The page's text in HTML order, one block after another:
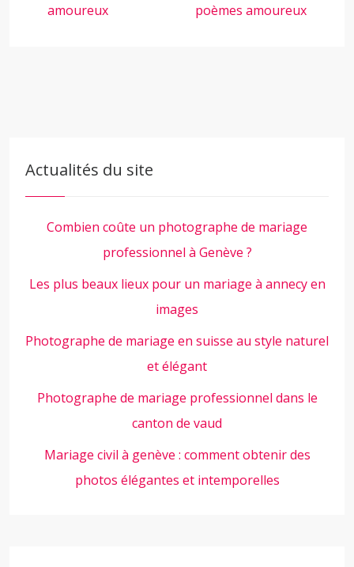
amoureux
poèmes amoureux
Actualités du site
Combien coûte un photographe de mariage
professionnel à Genève ?
Les plus beaux lieux pour un mariage à annecy en
images
Photographe de mariage en suisse au style naturel
et élégant
Photographe de mariage professionnel dans le
canton de vaud
Mariage civil à genève : comment obtenir des
photos élégantes et intemporelles